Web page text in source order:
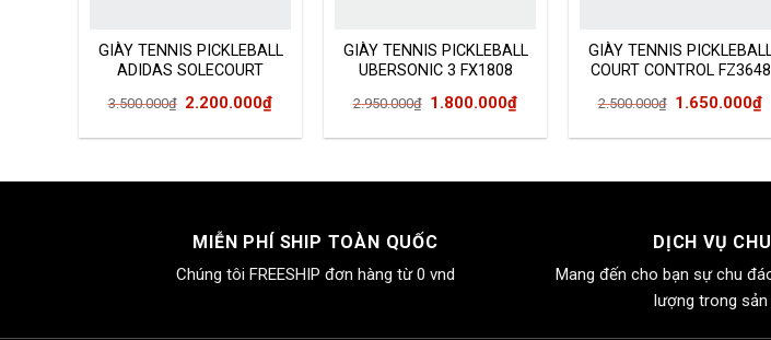
GIÀY TENNIS PICKLEBALL
ADIDAS SOLECOURT
3.500.000₫ Giá
3.500.000₫.
2.200.000₫Giá
là:
GIÀY TENNIS PICKLEBALL
UBERSONIC 3 FX1808
2.950.000₫ Giá
2.950.000₫.
1.800.000₫Giá
là:
GIÀY TENNIS
COURT CONTROL FZ3648
2.500.000₫ Giá
2.500.000₫.
1.650.000₫
MIỄN PHÍ SHIP TOÀN QUỐC
Chúng tôi FREESHIP đơn hàng từ 0 vnd
DỊCH VỤ
Mang đến cho bạn sự chu
lượng trong sản